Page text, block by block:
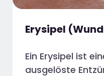
Erysipel
Ein Erysipel ist
ausgelöste